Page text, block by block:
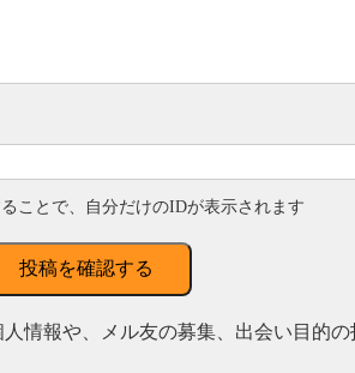
ことで、自分だけのIDが表示されます
投稿を確認する
情報や、メル友の募集、出会い目的